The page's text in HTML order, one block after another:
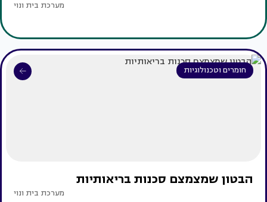
מערכת בית ונוי
חומרים וטכנולוגיות
הבטון שמצמצם סכנות בריאותיות
מערכת בית ונוי